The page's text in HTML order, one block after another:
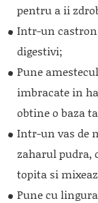
pentru a ii
Intr-un
digestivi;
Pune
imbracate in
obtine o baza
Intr-un vas de
zaharul pudra,
topita si
Pune cu